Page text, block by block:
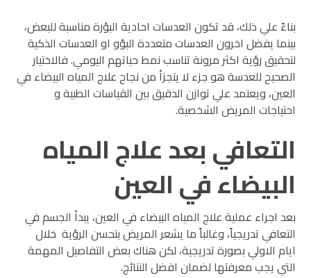
بناءً علي ذلك، قد تكون العدسات احادية البؤرة مناسبة للبعض،
بينما يفضل اخرون العدسات متعددة البؤو او العدسات الذكية
لتحقيق رؤية اكثر مرونة تناسب نمط حياتهم اليومي. فالاختيار
الصحيح للعدسة هو جزء لا يتجزأ من نجاح علاج المياه البيضاء في
العين، ويعتمد علي توازن الدقيق بين القياسات الطبية و
احتياجات المريض الشخصية.
التعافي بعد علاج المياه
البيضاء في العين
بعد اجراء عملية علاج المياه البيضاء في العين، يبدأ الجسم في
التعافي تدريجياً، وغالباً ما يشعر المريض بتحسن الرؤية خلال
ايام الاولي بصورة تدريجية، لكن هناك بعض التفاصيل المهمة
التي يجب معرفتها لضمان افضل النتائج.